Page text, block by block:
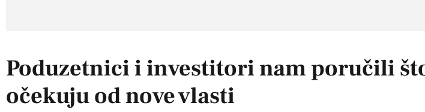
Poduzetnici i investitori nam poručili
očekuju od nove vlasti